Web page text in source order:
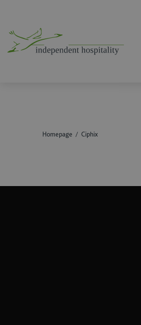
Homepage Ciphix